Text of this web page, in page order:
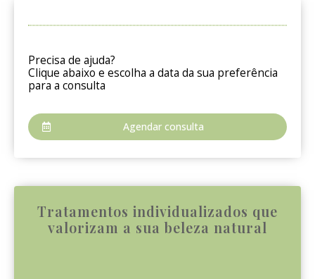
Precisa de ajuda?
Clique abaixo e escolha a data da sua preferência
para a consulta
Agendar consulta
Tratamentos individualizados que
valorizam a sua beleza natural